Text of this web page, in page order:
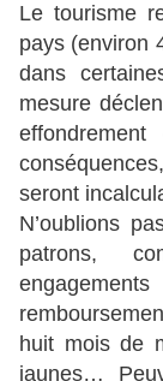
Le tourisme
pays (environ
dans
mesure
seront
N’oublions
patrons,
huit mois de
jaunes…